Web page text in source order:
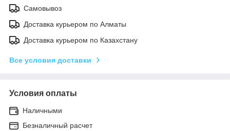
Самовывоз
Доставка курьером по Алматы
Доставка курьером по Казахстану
Все условия доставки
Условия оплаты
Наличными
Безналичный расчет